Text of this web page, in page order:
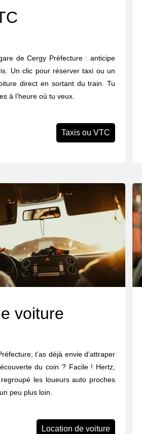
de Cergy Préfecture : anticipe
Un clic pour réserver taxi ou un
direct en sortant du train. Tu
à l’heure où tu veux.
Taxis ou VTC
voiture
t’as déjà envie d’attraper
du coin ? Facile ! Hertz,
les loueurs auto proches
peu plus loin.
Location de voiture